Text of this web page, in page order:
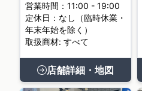
営業時間：11:00 - 19:00
定休日：なし（臨時休業・
年末年始を除く）
取扱商材: すべて
店舗詳細・地図